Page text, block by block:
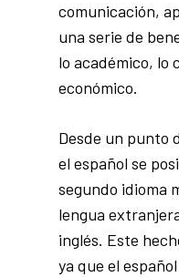
comunicación,
una serie de
lo académico, lo
económico.
Desde un punto
el español se
segundo idioma
lengua
inglés. Este
ya que el